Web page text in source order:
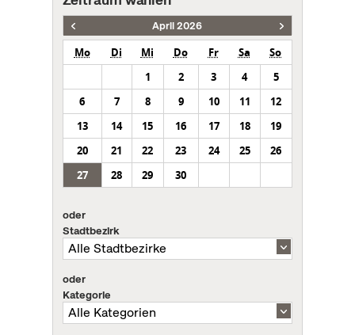
April 2026
Mo Di Mi Do Fr Sa
So
1
2 3 4
5
6
7 8 9 10 11
12
13
14 15 16 17 18
19
20
21 22 23 24 25
26
27
28 29 30
oder
Stadtbezirk
oder
Kategorie